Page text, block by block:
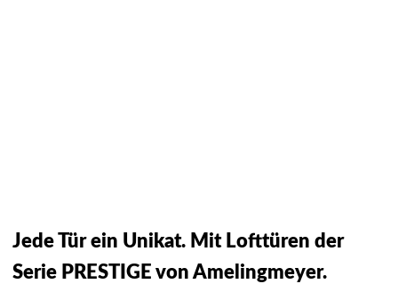
Jede Tür ein Unikat. Mit Lofttüren der
Serie PRESTIGE von Amelingmeyer.